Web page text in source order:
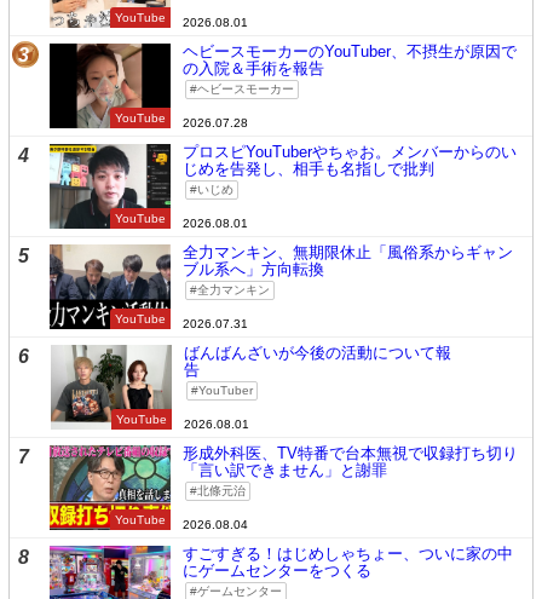
YouTube 2026.08.01
3
YouTube
ヘビースモーカーのYouTuber、不摂生が原因で
の入院＆手術を報告
ヘビースモーカー
2026.07.28
4
YouTube
プロスピYouTuberやちゃお。メンバーからのい
じめを告発し、相手も名指しで批判
いじめ
2026.08.01
5
YouTube
全力マンキン、無期限休止「風俗系からギャン
ブル系へ」方向転換
全力マンキン
2026.07.31
6
YouTube
ばんばんざいが今後の活動について報
告
YouTuber
2026.08.01
7
YouTube
形成外科医、TV特番で台本無視で収録打ち切り
「言い訳できません」と謝罪
北條元治
2026.08.04
8
すごすぎる！はじめしゃちょー、ついに家の中
にゲームセンターをつくる
ゲームセンター